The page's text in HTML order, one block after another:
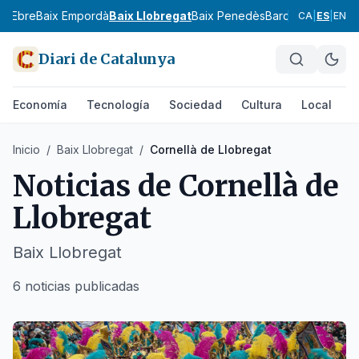
EbreBaix EmpordàBaix LlobregatBaix PenedèsBarcelonès
CA ES EN
Diari de Catalunya
Economía Tecnología Sociedad Cultura Local
Inicio / Baix Llobregat / Cornellà de Llobregat
Noticias de Cornellà de
Llobregat
Baix Llobregat
6 noticias publicadas